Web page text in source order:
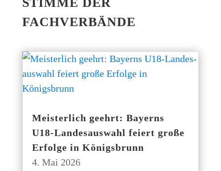
FACHVERBÄNDE
Meis­ter­lich geehrt: Bay­erns
U18-Lan­­des­aus­­wahl fei­ert gro­ße
Erfol­ge in Königsbrunn
4. Mai 2026